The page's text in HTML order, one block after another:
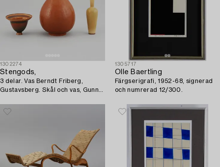
1302274
Stengods,
3 delar. Vas Berndt Friberg,
Gustavsberg. Skål och vas, Gunnar
1305717
Olle Baertling
Färgserigrafi, 1952-68, signerad
och numrerad 12/300.